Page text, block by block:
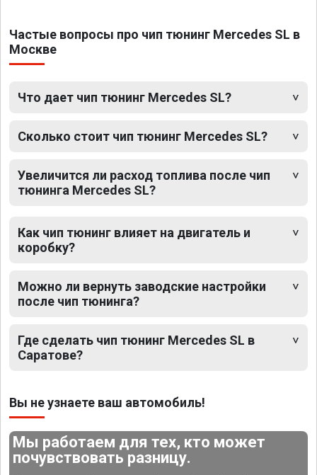
Частые вопросы про чип тюнинг Mercedes SL в
Москве
Что дает чип тюнинг Mercedes SL?
Сколько стоит чип тюнинг Mercedes SL?
Увеличится ли расход топлива после чип
тюнинга Mercedes SL?
Как чип тюнинг влияет на двигатель и
коробку?
Можно ли вернуть заводские настройки
после чип тюнинга?
Где сделать чип тюнинг Mercedes SL в
Саратове?
Вы не узнаете ваш автомобиль!
Мы работаем для тех, кто может
почувствовать разницу.